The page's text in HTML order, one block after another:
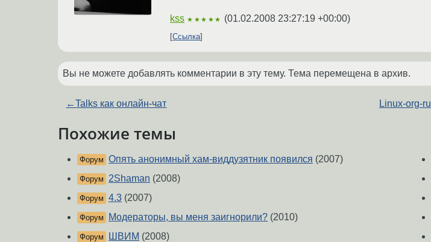
kss ★★★★★ (01.02.2008 23:27:19 +00:00)
Ссылка
Вы не можете добавлять комментарии в эту тему. Тема перемещена в архив.
←Talks как онлайн-чат Linux-org-ru
Похожие темы
Форум Опять анонимный хам-виддузятник появился (2007)
Форум 2Shaman (2008)
Форум 4.3 (2007)
Форум Модераторы, вы меня заигнорили? (2010)
Форум ШВИМ (2008)